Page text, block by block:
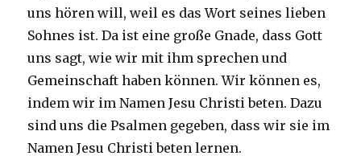
uns hören will, weil es das Wort seines lieben
Sohnes ist. Da ist eine große Gnade, dass Gott
uns sagt, wie wir mit ihm sprechen und
Gemeinschaft haben können. Wir können es,
indem wir im Namen Jesu Christi beten. Dazu
sind uns die Psalmen gegeben, dass wir sie im
Namen Jesu Christi beten lernen.